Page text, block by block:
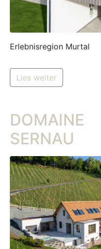
Erlebnisregion Murtal
Lies weiter
DOMAINE
SERNAU